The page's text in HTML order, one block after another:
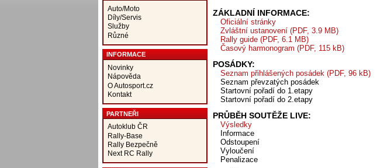
Auto/Moto
Díly/Servis
Služby
Různé
INFORMACE
Novinky
Nápověda
O Autosport.cz
Kontakt
PARTNEŘI
Autoklub ČR
Rally-Base
Rally Bezpečně
Next RC Rally
ZÁKLADNÍ INFORMACE:
Oficiální stránky
Zvláštní ustanovení (PDF, 3.9 MB)
Rally guide (PDF, 6.1 MB)
Časový harmonogram (PDF, 115 kB)
POSÁDKY:
Seznam přihlášených posádek (PDF, 96 kB)
Seznam převzatých posádek
Startovní pořadí do 1.etapy
Startovní pořadí do 2.etapy
PRŮBĚH SOUTĚŽE LIVE:
Výsledky
Informace
Odstoupení
Vyloučení
Penalizace